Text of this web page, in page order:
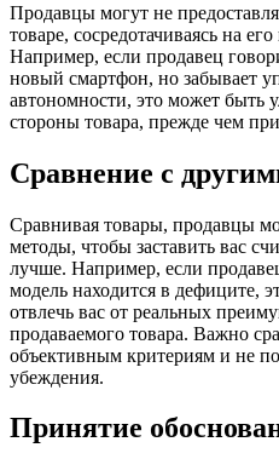
Продавцы могут не
товаре, сосредотачиваясь на
Например, если продавец
новый смартфон, но забывает
автономности, это может быть
стороны товара, прежде чем
Сравнение с
Сравнивая товары, продавцы
методы, чтобы заставить вас
лучше. Например, если
модель находится в дефиците,
отвлечь вас от реальных
продаваемого товара. Важно
объективным критериям и не
убеждения.
Принятие